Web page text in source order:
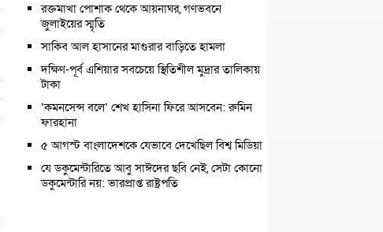
রক্তমাখা পোশাক থেকে আয়নাঘর, গণভবনে
জুলাইয়ের স্মৃতি
সাকিব আল হাসানের মাগুরার বাড়িতে হামলা
দক্ষিণ-পূর্ব এশিয়ার সবচেয়ে স্থিতিশীল মুদ্রার তালিকায়
টাকা
‘কমনসেন্স বলে’ শেখ হাসিনা ফিরে আসবেন: রুমিন
ফারহানা
৫ আগস্ট বাংলাদেশকে যেভাবে দেখেছিল বিশ্ব মিডিয়া
যে ডকুমেন্টারিতে আবু সাঈদের ছবি নেই, সেটা কোনো
ডকুমেন্টারি নয়: ভারপ্রাপ্ত রাষ্ট্রপতি